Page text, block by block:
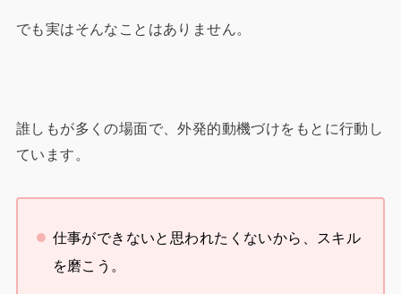
でも実はそんなことはありません。
誰しもが多くの場面で、外発的動機づけをもとに行動し
ています。
仕事ができないと思われたくないから、スキル
を磨こう。